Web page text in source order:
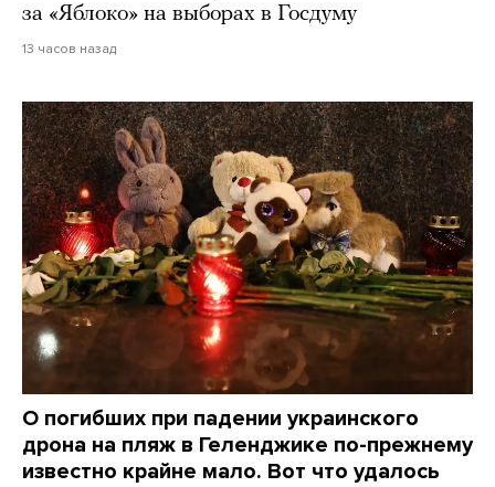
за «Яблоко» на выборах в Госдуму
13 часов назад
О погибших при падении украинского
дрона на пляж в Геленджике по-прежнему
известно крайне мало. Вот что удалось